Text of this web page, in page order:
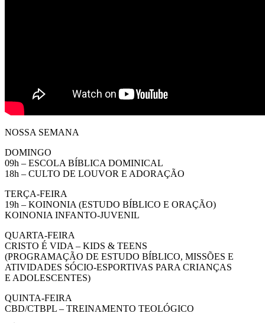
NOSSA SEMANA
DOMINGO
09h – ESCOLA BÍBLICA DOMINICAL
18h – CULTO DE LOUVOR E ADORAÇÃO
TERÇA-FEIRA
19h – KOINONIA (ESTUDO BÍBLICO E ORAÇÃO)
KOINONIA INFANTO-JUVENIL
QUARTA-FEIRA
CRISTO É VIDA – KIDS & TEENS
(PROGRAMAÇÃO DE ESTUDO BÍBLICO, MISSÕES E
ATIVIDADES SÓCIO-ESPORTIVAS PARA CRIANÇAS
E ADOLESCENTES)
QUINTA-FEIRA
CBD/CTBPL – TREINAMENTO TEOLÓGICO